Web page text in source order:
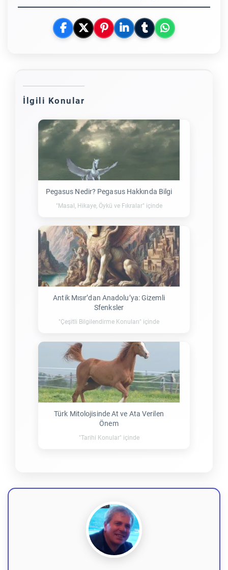
İlgili Konular
Pegasus Nedir? Pegasus Hakkında Bilgi
"Masal, Hikaye, Öykü ve Fıkralar" içinde
Antik Mısır’dan Anadolu’ya: Gizemli
Sfenksler
"Çeşitli Bilgilendirme Konuları" içinde
Türk Mitolojisinde At ve Ata Verilen
Önem
"Tarihi Konular" içinde